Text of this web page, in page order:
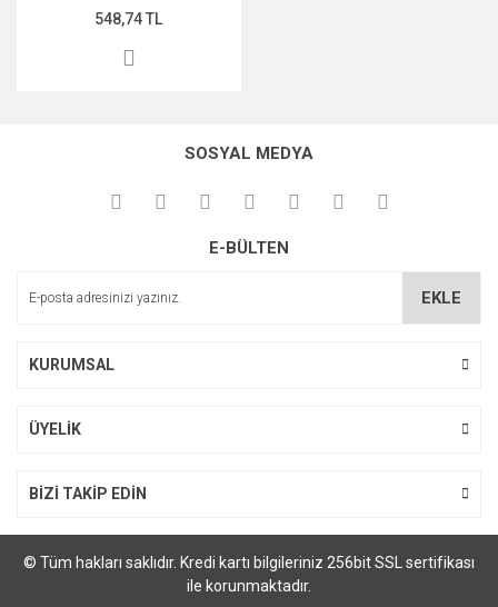
548,74 TL
SOSYAL MEDYA
E-BÜLTEN
EKLE
KURUMSAL
ÜYELİK
BİZİ TAKİP EDİN
© Tüm hakları saklıdır. Kredi kartı bilgileriniz 256bit SSL sertifikası
ile korunmaktadır.